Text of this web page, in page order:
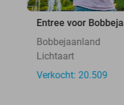
Entree voor
Bobbejaanland
Lichtaart
Verkocht: 20.509